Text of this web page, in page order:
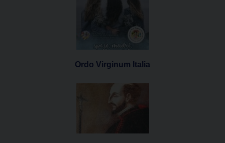
Ordo Virginum Italia